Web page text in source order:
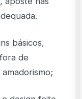
básicos,
de